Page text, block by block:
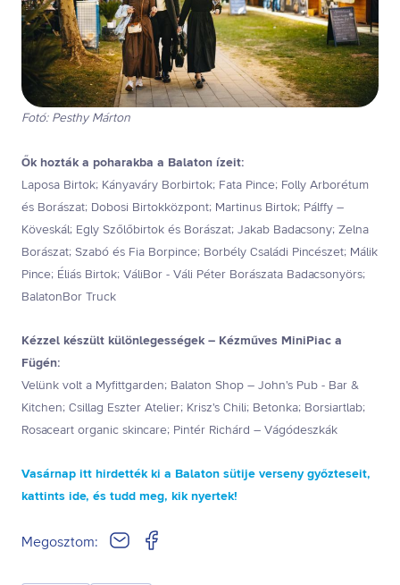
Fotó: Pesthy Márton
Ők hozták a poharakba a Balaton ízeit:
Laposa Birtok; Kányaváry Borbirtok; Fata Pince; Folly Arborétum
és Borászat; Dobosi Birtokközpont; Martinus Birtok; Pálffy –
Köveskál; Egly Szőlőbirtok és Borászat; Jakab Badacsony; Zelna
Borászat; Szabó és Fia Borpince; Borbély Családi Pincészet; Málik
Pince; Éliás Birtok; VáliBor - Váli Péter Borászata Badacsonyörs;
BalatonBor Truck
Kézzel készült különlegességek – Kézműves MiniPiac a
Fügén:
Velünk volt a Myfittgarden; Balaton Shop – John's Pub - Bar &
Kitchen; Csillag Eszter Atelier; Krisz's Chili; Betonka; Borsiartlab;
Rosaceart organic skincare; Pintér Richárd – Vágódeszkák
Vasárnap itt hirdették ki a Balaton sütije verseny győzteseit,
kattints ide, és tudd meg, kik nyertek!
Megosztom: